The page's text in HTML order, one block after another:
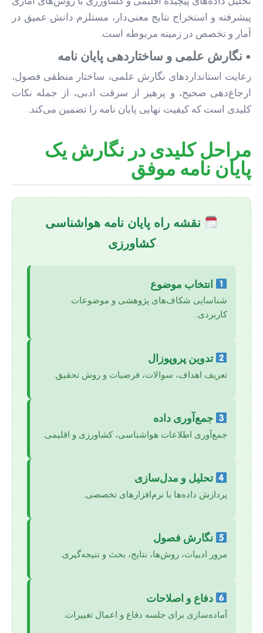
پیشرفته و استخراج نتایج معنی‌دار، مستلزم دانش عمیق در
آمار و تخصص در زمینه مربوطه است.
• نگارش علمی و ساختاردهی پایان نامه
رعایت استانداردهای نگارش علمی، ساختار منطقی فصول،
ارجاع‌دهی صحیح، و پرهیز از سرقت ادبی، از جمله نکات
کلیدی است که کیفیت نهایی پایان نامه را تضمین می‌کند.
مراحل کلیدی در نگارش یک
پایان نامه موفق
نقشه راه پایان نامه هواشناسی
کشاورزی
انتخاب موضوع
شناسایی شکاف‌های پژوهشی و موضوعات
کاربردی.
تدوین پروپوزال
تعریف اهداف، سوالات، فرضیات و روش تحقیق.
جمع‌آوری داده
جمع‌آوری اطلاعات هواشناسی، کشاورزی و اقلیمی.
تحلیل و مدل‌سازی
پردازش داده‌ها با نرم‌افزارهای تخصصی.
نگارش فصول
مرور ادبیات، روش‌ها، نتایج، بحث و نتیجه‌گیری.
دفاع و اصلاحات
آماده‌سازی برای جلسه دفاع و اعمال تغییرات.